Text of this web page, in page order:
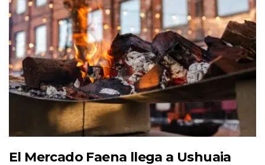
El Mercado Faena llega a Ushuaia